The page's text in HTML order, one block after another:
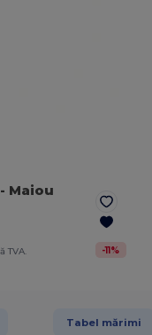
- Maiou
TVA. -11%
Tabel mărimi